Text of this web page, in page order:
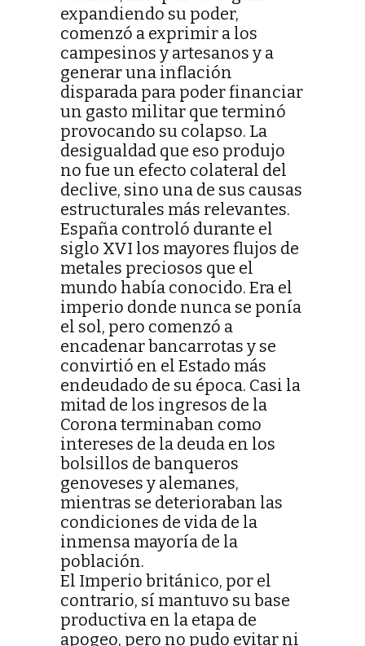
expandiendo su poder,
comenzó a exprimir a los
campesinos y artesanos y a
generar una inflación
disparada para poder financiar
un gasto militar que terminó
provocando su colapso. La
desigualdad que eso produjo
no fue un efecto colateral del
declive, sino una de sus causas
estructurales más relevantes.
España controló durante el
siglo XVI los mayores flujos de
metales preciosos que el
mundo había conocido. Era el
imperio donde nunca se ponía
el sol, pero comenzó a
encadenar bancarrotas y se
convirtió en el Estado más
endeudado de su época. Casi la
mitad de los ingresos de la
Corona terminaban como
intereses de la deuda en los
bolsillos de banqueros
genoveses y alemanes,
mientras se deterioraban las
condiciones de vida de la
inmensa mayoría de la
población.
El Imperio británico, por el
contrario, sí mantuvo su base
productiva en la etapa de
apogeo, pero no pudo evitar ni